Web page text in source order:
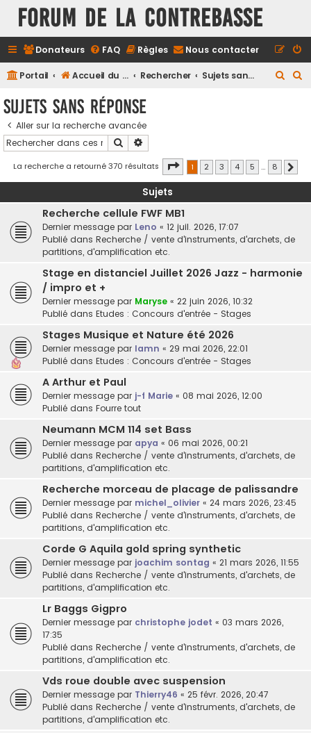
FORUM DE LA CONTREBASSE
Donateurs FAQ Règles Nous contacter
Portail Accueil du forum Rechercher Sujets sans réponse
c
h
r
c
h
r
Sujets sans réponse
Aller sur la recherche avancée
Rechercher
La recherche a retourné 370 résultats Page 1sur8
1 2 3 4 5 … 8
Sujets
Recherche cellule FWF MB1
Dernier message par Leno « 12 juil. 2026, 17:07
Publié dans Recherche / vente d'instruments, d'archets, de
partitions, d'amplification etc.
Stage en distanciel Juillet 2026 Jazz - harmonie
/ impro et +
Dernier message par Maryse « 22 juin 2026, 10:32
Publié dans Etudes : Concours d'entrée - Stages
Stages Musique et Nature été 2026
Dernier message par lamn « 29 mai 2026, 22:01
Publié dans Etudes : Concours d'entrée - Stages
A Arthur et Paul
Dernier message par j-f Marie « 08 mai 2026, 12:00
Publié dans Fourre tout
Neumann MCM 114 set Bass
Dernier message par apya « 06 mai 2026, 00:21
Publié dans Recherche / vente d'instruments, d'archets, de
partitions, d'amplification etc.
Recherche morceau de placage de palissandre
Dernier message par michel_olivier « 24 mars 2026, 23:45
Publié dans Recherche / vente d'instruments, d'archets, de
partitions, d'amplification etc.
Corde G Aquila gold spring synthetic
Dernier message par joachim sontag « 21 mars 2026, 11:55
Publié dans Recherche / vente d'instruments, d'archets, de
partitions, d'amplification etc.
Lr Baggs Gigpro
Dernier message par christophe jodet « 03 mars 2026,
17:35
Publié dans Recherche / vente d'instruments, d'archets, de
partitions, d'amplification etc.
Vds roue double avec suspension
Dernier message par Thierry46 « 25 févr. 2026, 20:47
Publié dans Recherche / vente d'instruments, d'archets, de
partitions, d'amplification etc.